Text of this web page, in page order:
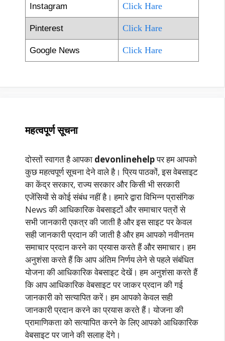
Instagram Click Hare
Pinterest Click Hare
Google News Click Hare
महत्वपूर्ण सूचना
दोस्तों स्वागत है आपका devonlinehelpपर हम आपको
कुछ महत्वपूर्ण सूचना देने वाले है। प्रिय पाठकों, इस वेबसाइट
का केंद्र सरकार, राज्य सरकार और किसी भी सरकारी
एजेंसियों से कोई संबंध नहीं है। हमारे द्वारा विभिन्न प्रासंगिक
News की आधिकारिक वेबसाइटों और समाचार पत्रों से
सभी जानकारी एकत्र की जाती है और इस साइट पर केवल
सही जानकारी प्रदान की जाती है और हम आपको नवीनतम
समाचार प्रदान करने का प्रयास करते हैं और समाचार। हम
अनुशंसा करते हैं कि आप अंतिम निर्णय लेने से पहले संबंधित
योजना की आधिकारिक वेबसाइट देखें। हम अनुशंसा करते हैं
कि आप आधिकारिक वेबसाइट पर जाकर प्रदान की गई
जानकारी को सत्यापित करें। हम आपको केवल सही
जानकारी प्रदान करने का प्रयास करते हैं। योजना की
प्रामाणिकता को सत्यापित करने के लिए आपको आधिकारिक
वेबसाइट पर जाने की सलाह देंगे।